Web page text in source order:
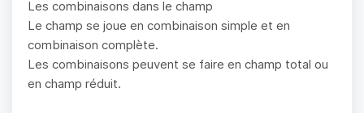
Les combinaisons dans le champ
Le champ se joue en combinaison simple et en
combinaison complète.
Les combinaisons peuvent se faire en champ total ou
en champ réduit.